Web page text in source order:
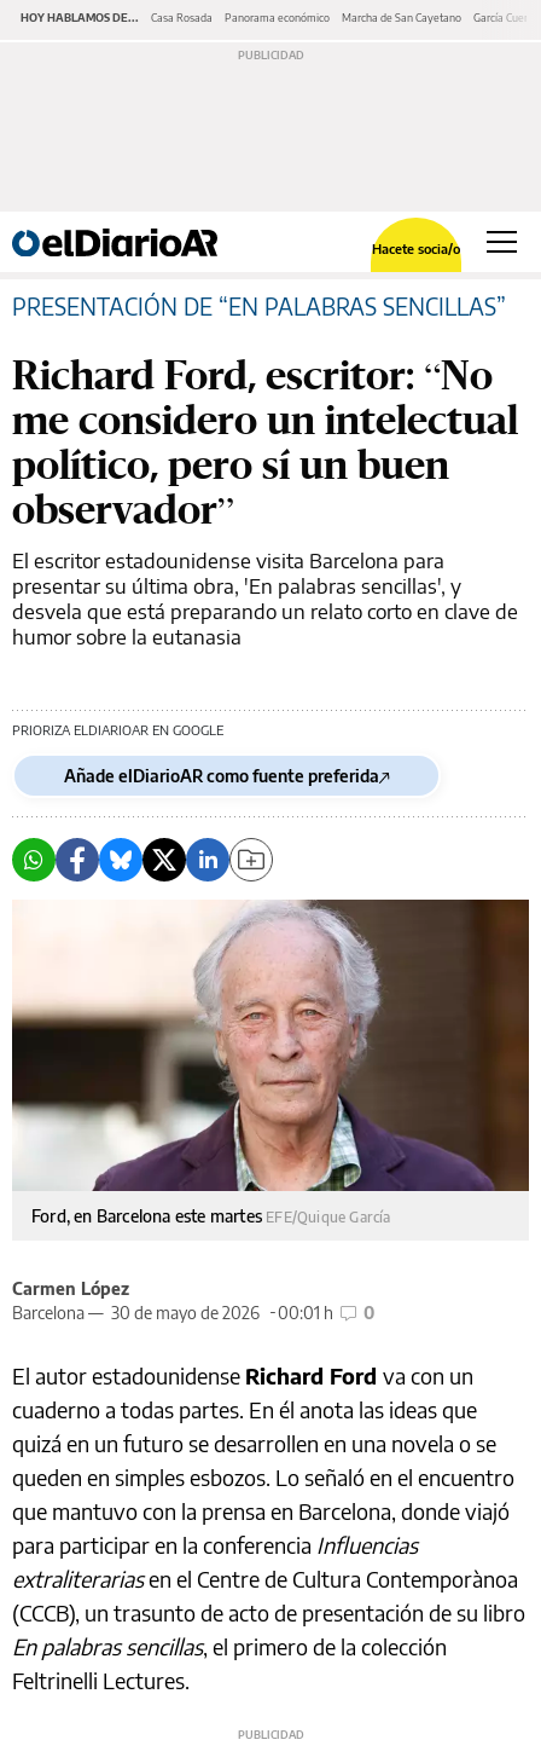
HOY HABLAMOS DE... Casa Rosada Panorama económico Marcha de San Cayetano García Cuerva
Hacete socia/o
PRESENTACIÓN DE “EN PALABRAS SENCILLAS”
Richard Ford, escritor: “No
me considero un intelectual
político, pero sí un buen
observador”
El escritor estadounidense visita Barcelona para
presentar su última obra, 'En palabras sencillas', y
desvela que está preparando un relato corto en clave de
humor sobre la eutanasia
PRIORIZA ELDIARIOAR EN GOOGLE
Añade elDiarioAR como fuente preferida
Ford, en Barcelona este martes EFE/Quique García
Carmen López
Barcelona — 30 de mayo de 2026 00:01 h 0
El autor estadounidense Richard Ford va con un
cuaderno a todas partes. En él anota las ideas que
quizá en un futuro se desarrollen en una novela o se
queden en simples esbozos. Lo señaló en el encuentro
que mantuvo con la prensa en Barcelona, donde viajó
para participar en la conferencia Influencias
extraliterariasen el Centre de Cultura Contemporànoa
(CCCB), un trasunto de acto de presentación de su libro
En palabras sencillas, el primero de la colección
Feltrinelli Lectures.